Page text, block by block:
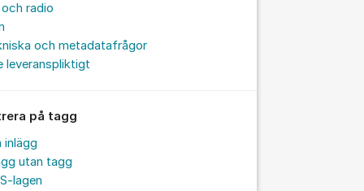
radio
och metadatafrågor
leveranspliktigt
på tagg
inlägg
utan tagg
lagen